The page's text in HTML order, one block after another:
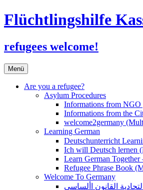
Flüchtlingshilfe
refugees welcome!
Menü Zum
Inhalt
springen
Are you a refugee?
Asylum Procedures
Informations from NGO
Informations from the
welcome2germany
Learning German
Ich will Deutsch lernen
Learn German
Refugee Phrase Book
Welcome To Germany